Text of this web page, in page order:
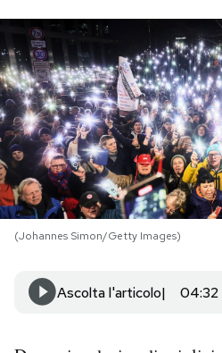
PODCAST
NEWSLETTER
I MIEI PREFERITI
SHOP
CALENDARIO
(Johannes Simon/Getty Images)
Ascolta l'articolo 04:32